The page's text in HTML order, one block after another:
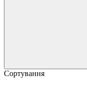
Сортування